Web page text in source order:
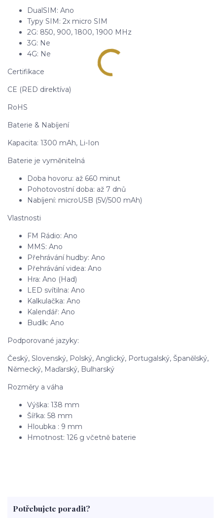
DualSIM: Ano
Typy SIM: 2x micro SIM
2G: 850, 900, 1800, 1900 MHz
3G: Ne
4G: Ne
Certifikace
CE (RED direktíva)
RoHS
Baterie & Nabíjení
Kapacita: 1300 mAh, Li-Ion
Baterie je vyměnitelná
Doba hovoru: až 660 minut
Pohotovostní doba: až 7 dnů
Nabíjení: microUSB (5V/500 mAh)
Vlastnosti
FM Rádio: Ano
MMS: Ano
Přehrávání hudby: Ano
Přehrávání videa: Ano
Hra: Ano (Had)
LED svítilna: Ano
Kalkulačka: Ano
Kalendář: Ano
Budík: Ano
Podporované jazyky:
Český, Slovenský, Polský, Anglický, Portugalský, Španělský,
Německý, Maďarský, Bulharský
Rozměry a váha
Výška: 138 mm
Šířka: 58 mm
Hloubka : 9 mm
Hmotnost: 126 g včetně baterie
Potřebujete poradit?